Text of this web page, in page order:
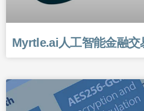
Myrtle.ai人工智能金融